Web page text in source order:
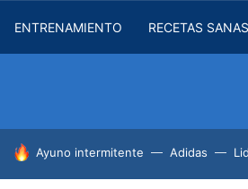
ENTRENAMIENTO RECETAS SANAS
HOY SE HABLA DE
Ayuno intermitente Adidas